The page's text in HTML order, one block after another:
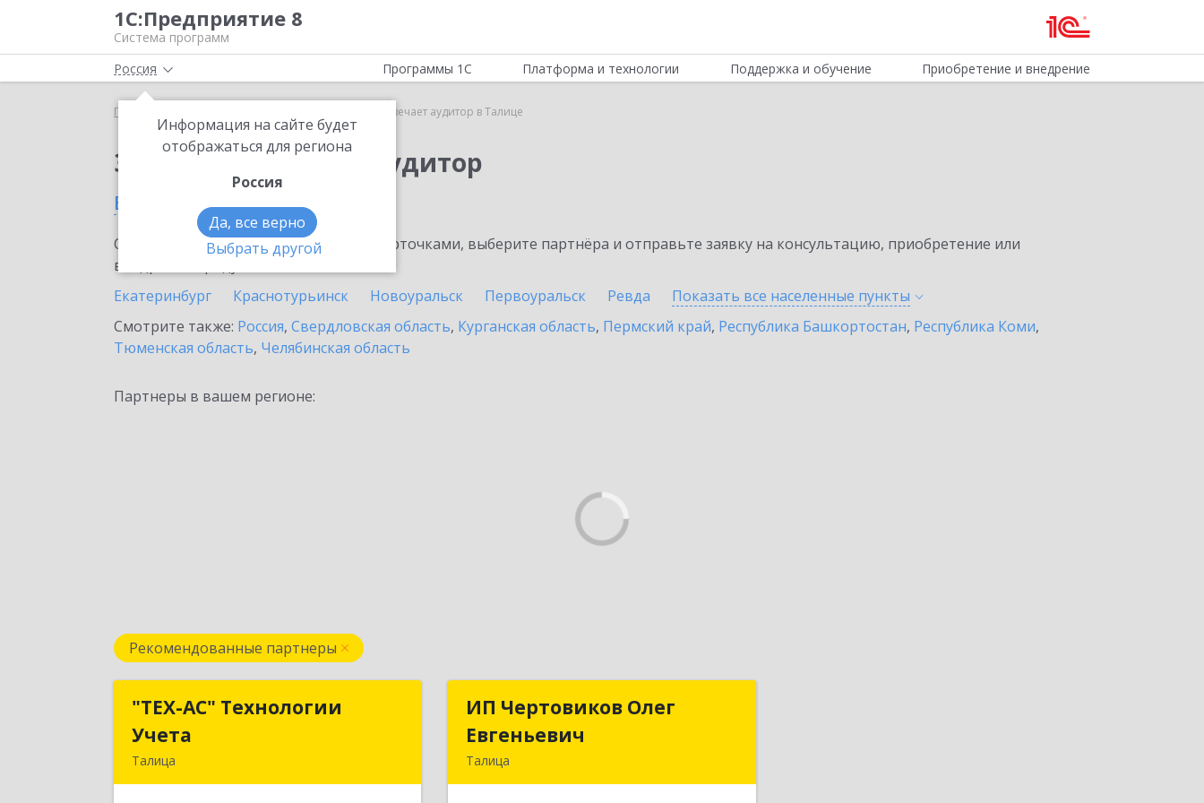
1С:Предприятие 8
Система программ
Россия
Информация на сайте будет
отображаться для региона
Россия
Да, все верно
Выбрать другой
Программы 1С Платформа и технологии Поддержка и обучение Приобретение и внедрение
Главная Отвечает аудитор в Талице
Заказать Отвечает аудитор
в Талице
Ознакомьтесь с информационными карточками, выберите партнёра и отправьте заявку на консультацию, приобретение или
внедрение продукта.
Екатеринбург
Краснотурьинск Новоуральск Первоуральск Ревда Показать все населенные пункты
Смотрите также: Россия, Свердловская область, Курганская область, Пермский край, Республика Башкортостан, Республика Коми,
Тюменская область, Челябинская область
Партнеры в вашем регионе:
Рекомендованные партнеры
"ТЕХ-АС" Технологии
Учета
Талица
"ТЕХ-АС" Технологии
ИП Чертовиков Олег
Евгеньевич
Талица
ИП Чертовиков Олег